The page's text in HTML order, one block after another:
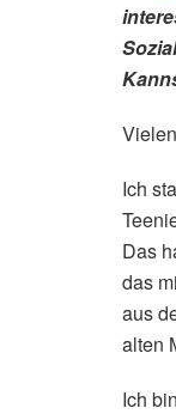
Ich
Das
das
aus
alten
Ich